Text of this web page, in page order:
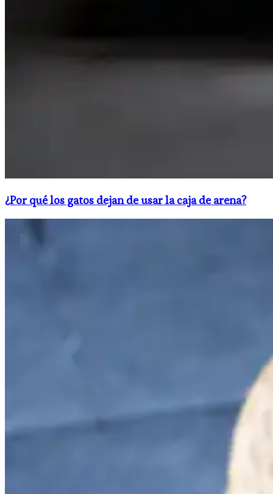
¿Por qué los gatos dejan de usar la caja de arena?